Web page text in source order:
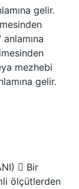
gelir.
mezhebi
gelir.
 Bir
ölçütlerden